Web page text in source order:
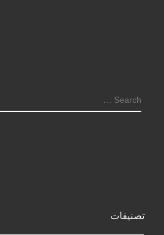
SEARCH
تصنيفات